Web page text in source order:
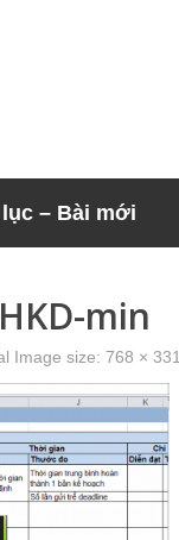
– Bài mới
min
Image size: 768 × 331